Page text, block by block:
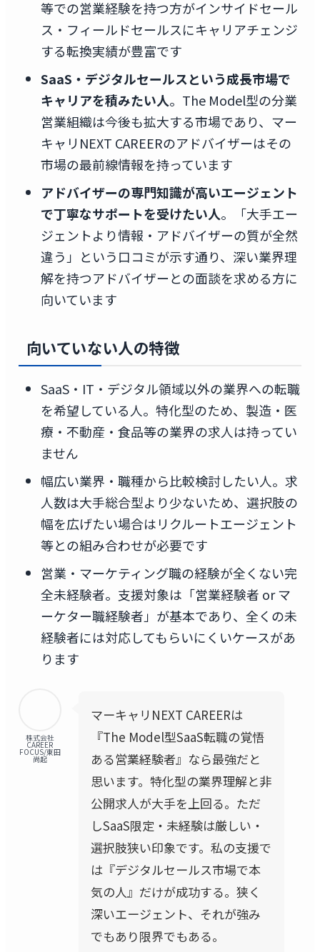
等での営業経験を持つ方がインサイドセール
ス・フィールドセールスにキャリアチェンジ
する転換実績が豊富です
SaaS・デジタルセールスという成長市場で
キャリアを積みたい人。The Model型の分業
営業組織は今後も拡大する市場であり、マー
キャリNEXT CAREERのアドバイザーはその
市場の最前線情報を持っています
アドバイザーの専門知識が高いエージェント
で丁寧なサポートを受けたい人。「大手エー
ジェントより情報・アドバイザーの質が全然
違う」という口コミが示す通り、深い業界理
解を持つアドバイザーとの面談を求める方に
向いています
向いていない人の特徴
SaaS・IT・デジタル領域以外の業界への転職
を希望している人。特化型のため、製造・医
療・不動産・食品等の業界の求人は持ってい
ません
幅広い業界・職種から比較検討したい人。求
人数は大手総合型より少ないため、選択肢の
幅を広げたい場合はリクルートエージェント
等との組み合わせが必要です
営業・マーケティング職の経験が全くない完
全未経験者。支援対象は「営業経験者 or マ
ーケター職経験者」が基本であり、全くの未
経験者には対応してもらいにくいケースがあ
ります
株式会社
CAREER
FOCUS/東田
尚起
マーキャリNEXT CAREERは
『The Model型SaaS転職の覚悟
ある営業経験者』なら最強だと
思います。特化型の業界理解と非
公開求人が大手を上回る。ただ
しSaaS限定・未経験は厳しい・
選択肢狭い印象です。私の支援で
は『デジタルセールス市場で本
気の人』だけが成功する。狭く
深いエージェント、それが強み
でもあり限界でもある。